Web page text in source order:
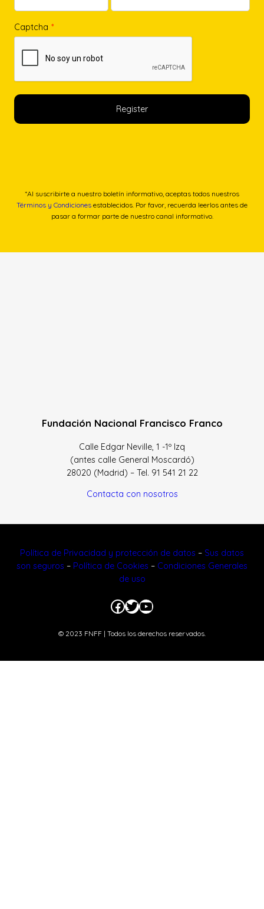
Captcha *
*Al suscribirte a nuestro boletín informativo, aceptas todos nuestros
Términos y Condiciones establecidos. Por favor, recuerda leerlos antes de
pasar a formar parte de nuestro canal informativo.
Fundación Nacional Francisco Franco
Calle Edgar Neville, 1 -1º Izq
(antes calle General Moscardó)
28020 (Madrid) – Tel. 91 541 21 22
Contacta con nosotros
Política de Privacidad y protección de datos – Sus datos
son seguros – Política de Cookies – Condiciones Generales
de uso
Facebook
Twitter
YouTube
© 2023 FNFF | Todos los derechos reservados.